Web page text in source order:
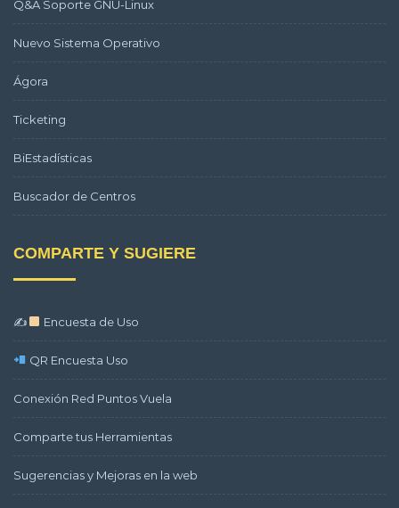
Q&A Soporte GNU-Linux
Nuevo Sistema Operativo
Ágora
Ticketing
BiEstadísticas
Buscador de Centros
COMPARTE Y SUGIERE
✍ Encuesta de Uso
QR Encuesta Uso
Conexión Red Puntos Vuela
Comparte tus Herramientas
Sugerencias y Mejoras en la web